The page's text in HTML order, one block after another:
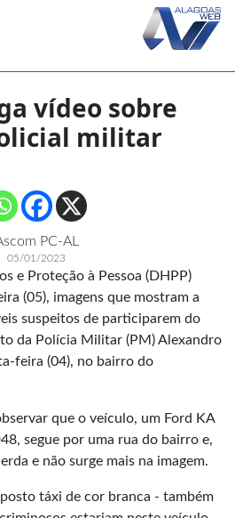
vídeo sobre
militar
PC-AL
05/01/2023
e Proteção à Pessoa (DHPP)
(05), imagens que mostram a
suspeitos de participarem do
da Polícia Militar (PM) Alexandro
feira (04), no bairro do
que o veículo, um Ford KA
segue por uma rua do bairro e,
e não surge mais na imagem.
táxi de cor branca - também